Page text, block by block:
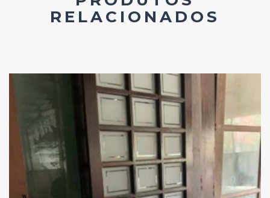
RELACIONADOS